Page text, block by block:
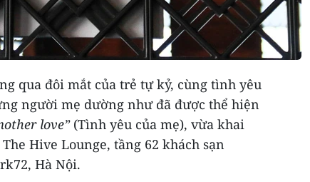
qua đôi mắt của trẻ tự kỷ, cùng tình yêu
người mẹ dường như đã được thể hiện
love”(Tình yêu của mẹ), vừa khai
Hive Lounge, tầng 62 khách sạn
Hà Nội.